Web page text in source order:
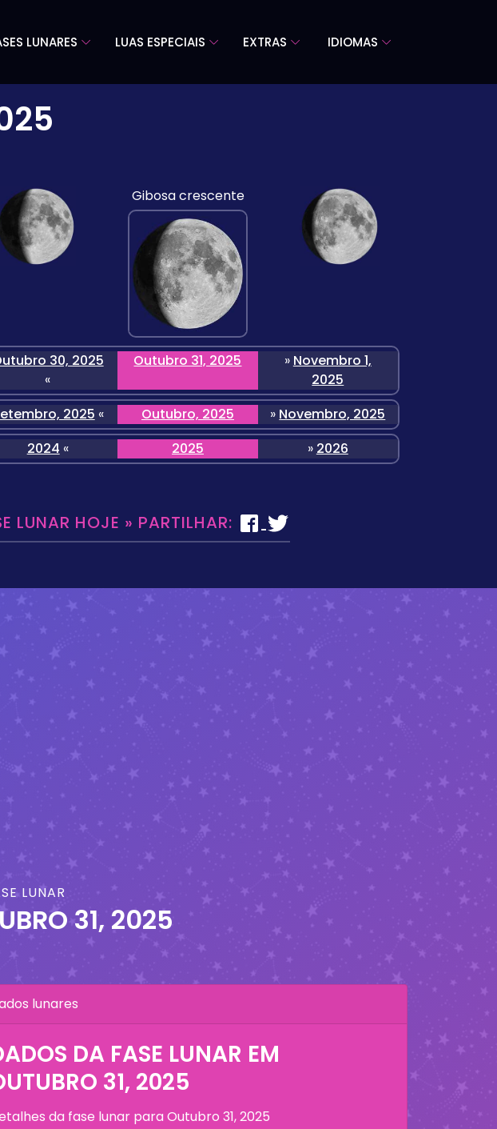
LUNARES LUAS ESPECIAIS EXTRAS IDIOMAS
Gibosa crescente
30, 2025
«
Outubro 31, 2025 » Novembro 1,
2025
2025 « Outubro, 2025 » Novembro, 2025
2024 « 2025 » 2026
LUNAR HOJE » PARTILHAR:
LUNAR
31, 2025
lunares
DA FASE LUNAR EM
31, 2025
da fase lunar paraOutubro 31, 2025